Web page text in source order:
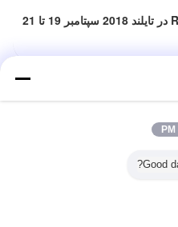
RetailEX ASEAN در تایلند 2018 سپتامبر 19 تا 21
Good